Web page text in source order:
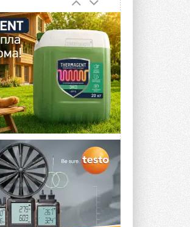
насосы в связке с
генерацией и
снижают
на 60%
из Италии установили ...
Fest 2026» в Уфе
свыше 700 профи
отрасли
выступил торгово-
холдинг ...
2026
испытал модульный
54 кВт на
прошли на собственной
площадке и были ...
2026